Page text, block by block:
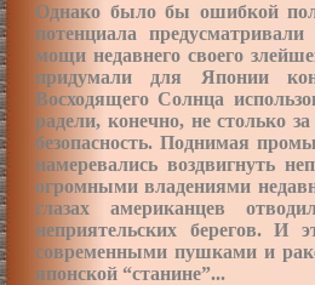
Однако было бы ошибкой
потенциала
мощи недавнего своего
придумали для Японии
Восходящего Солнца
радели, конечно, не столько
безопасность. Поднимая
намеревались воздвигнуть
огромными владениями
глазах американцев
неприятельских берегов. И
современными пушками и
японской “станине”...